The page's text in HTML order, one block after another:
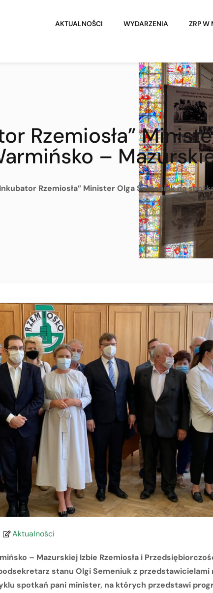
AKTUALNOŚCI WYDARZENIA ZRP W
Rzemiosła”
–
Rzemiosła” Minister Olga Semeniuk na
Aktualności
– Mazurskiej Izbie Rzemiosła i
stanu Olgi Semeniuk z przedstawicielami
spotkań pani minister, na których przedstawi